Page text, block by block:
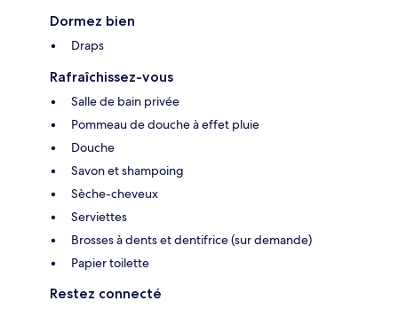
Dormez bien
Draps
Rafraîchissez-vous
Salle de bain privée
Pommeau de douche à effet pluie
Douche
Savon et shampoing
Sèche-cheveux
Serviettes
Brosses à dents et dentifrice (sur demande)
Papier toilette
Restez connecté